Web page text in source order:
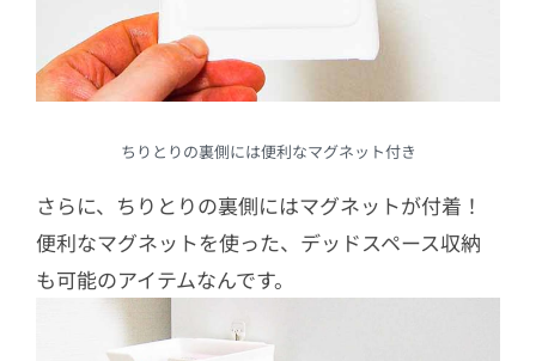
ちりとりの裏側には便利なマグネット付き
さらに、ちりとりの裏側にはマグネットが付着！
便利なマグネットを使った、デッドスペース収納
も可能のアイテムなんです。